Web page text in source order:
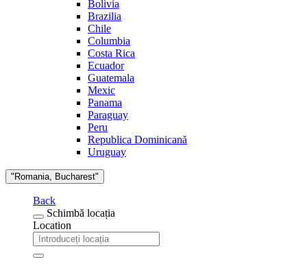
Bolivia
Brazilia
Chile
Columbia
Costa Rica
Ecuador
Guatemala
Mexic
Panama
Paraguay
Peru
Republica Dominicană
Uruguay
"Romania, Bucharest"
Back
Schimbă locația
Location